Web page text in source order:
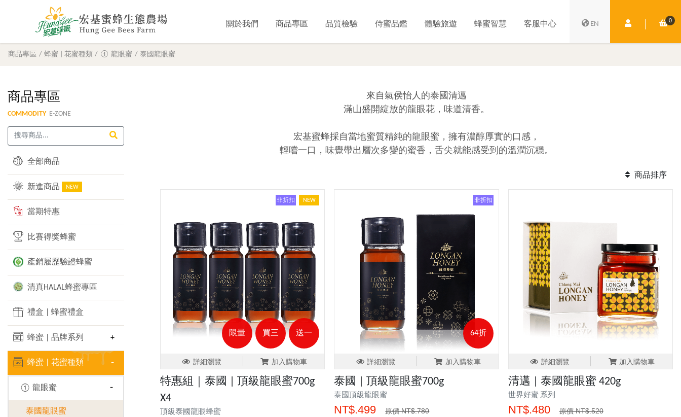
關於我們 商品專區 品質檢驗 侍蜜品鑑 體驗旅遊 蜂蜜智慧 客服中心 EN 會員中心 0
購
商品專區 蜂蜜 | 花蜜種類 ① 龍眼蜜 泰國龍眼蜜
商品專區
COMMODITY E-ZONE
全部商品
新進商品 NEW
當期特惠
比賽得獎蜂蜜
產銷履歷驗證蜂蜜
清真HALAL蜂蜜專區
禮盒 | 蜂蜜禮盒
蜂蜜 | 品牌系列
蜂蜜 | 花蜜種類
① 龍眼蜜
泰國龍眼蜜
來自氣侯怡人的泰國清邁
滿山盛開綻放的龍眼花，味道清香。
宏基蜜蜂採自當地蜜質精純的龍眼蜜，擁有濃醇厚實的口感，
輕嚐一口，味覺帶出層次多變的蜜香，舌尖就能感受到的溫潤沉穩。
商品排序
NEW
非折扣
送一
買三
限量
詳細瀏覽 加入購物車
特惠組｜泰國 | 頂級龍眼蜜700g
X4
頂級泰國龍眼蜂蜜
非折扣
64折
詳細瀏覽 加入購物車
泰國 | 頂級龍眼蜜700g
泰國頂級龍眼蜜
NT$.499原價 NT$.780
詳細瀏覽 加入購物車
清邁 | 泰國龍眼蜜 420g
世界好蜜 系列
NT$.480原價 NT$.520